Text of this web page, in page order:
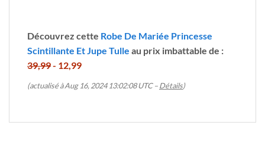
Découvrez cette Robe De Mariée Princesse
Scintillante Et Jupe Tulle au prix imbattable de :
39,99- 12,99
(actualisé à Aug 16, 2024 13:02:08 UTC –Détails)